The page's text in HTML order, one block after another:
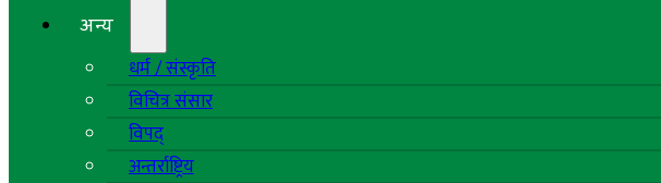
अन्य
धर्म / संस्कृति
विचित्र संसार
विपद्
अन्तर्राष्ट्रिय